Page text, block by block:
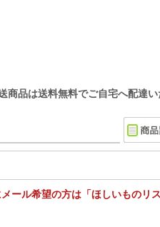
品は送料無料でご自宅へ配達い
ール希望の方は「ほしいものリ